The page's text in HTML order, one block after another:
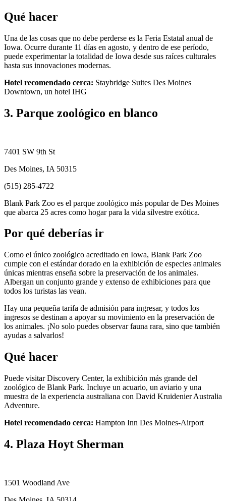
Qué hacer
Una de las cosas que no debe perderse es la Feria Estatal anual de
Iowa. Ocurre durante 11 días en agosto, y dentro de ese período,
puede experimentar la totalidad de Iowa desde sus raíces culturales
hasta sus innovaciones modernas.
Hotel recomendado cerca: Staybridge Suites Des Moines
Downtown, un hotel IHG
3. Parque zoológico en blanco
7401 SW 9th St
Des Moines, IA 50315
(515) 285-4722
Blank Park Zoo es el parque zoológico más popular de Des Moines
que abarca 25 acres como hogar para la vida silvestre exótica.
Por qué deberías ir
Como el único zoológico acreditado en Iowa, Blank Park Zoo
cumple con el estándar dorado en la exhibición de especies animales
únicas mientras enseña sobre la preservación de los animales.
Albergan un conjunto grande y extenso de exhibiciones para que
todos los turistas las vean.
Hay una pequeña tarifa de admisión para ingresar, y todos los
ingresos se destinan a apoyar su movimiento en la preservación de
los animales. ¡No solo puedes observar fauna rara, sino que también
ayudas a salvarlos!
Qué hacer
Puede visitar Discovery Center, la exhibición más grande del
zoológico de Blank Park. Incluye un acuario, un aviario y una
muestra de la experiencia australiana con David Kruidenier Australia
Adventure.
Hotel recomendado cerca: Hampton Inn Des Moines-Airport
4. Plaza Hoyt Sherman
1501 Woodland Ave